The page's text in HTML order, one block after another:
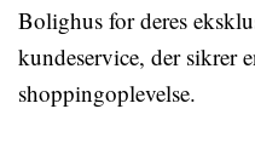
Bolighus for deres
kundeservice, der sikrer
shoppingoplevelse.